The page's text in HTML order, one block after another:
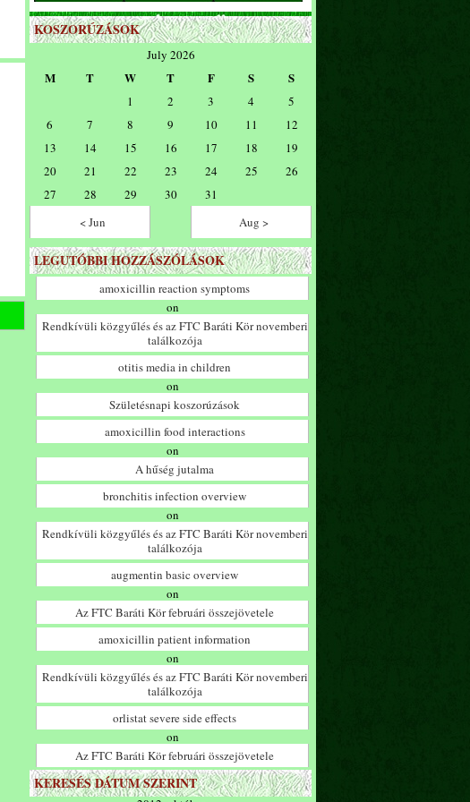
KOSZORÚZÁSOK
July 2026
M T W T F S S
1 2 3 4
5
6
7 8 9 10 11
12
13
14 15 16 17 18
19
20
21 22 23 24 25
26
27
28 29 30
31
< Jun
Aug >
LEGUTÓBBI HOZZÁSZÓLÁSOK
amoxicillin reaction symptoms
on
Rendkívüli közgyűlés és az FTC Baráti Kör novemberi
találkozója
otitis media in children
on
Születésnapi koszorúzások
amoxicillin food interactions
on
A hűség jutalma
bronchitis infection overview
on
Rendkívüli közgyűlés és az FTC Baráti Kör novemberi
találkozója
augmentin basic overview
on
Az FTC Baráti Kör februári összejövetele
amoxicillin patient information
on
Rendkívüli közgyűlés és az FTC Baráti Kör novemberi
találkozója
orlistat severe side effects
on
Az FTC Baráti Kör februári összejövetele
KERESÉS DÁTUM SZERINT